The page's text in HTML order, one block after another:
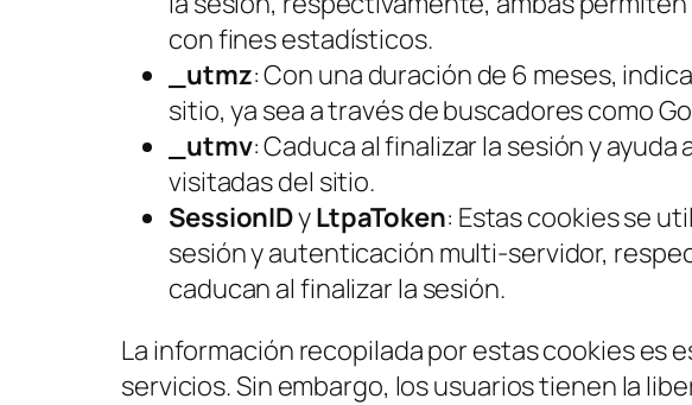
con fines estadísticos.
_utmz: Con una duración de 6 meses,
sitio, ya sea a través de buscadores como
_utmv: Caduca al finalizar la sesión y
visitadas del sitio.
SessionIDyLtpaToken: Estas cookies se
sesión y autenticación multi-servidor,
caducan al finalizar la sesión.
La información recopilada por estas cookies es
servicios. Sin embargo, los usuarios tienen la